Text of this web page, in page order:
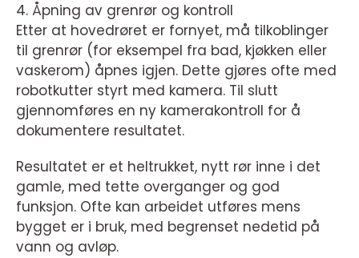
4. Åpning av grenrør og kontroll
Etter at hovedrøret er fornyet, må tilkoblinger
til grenrør (for eksempel fra bad, kjøkken eller
vaskerom) åpnes igjen. Dette gjøres ofte med
robotkutter styrt med kamera. Til slutt
gjennomføres en ny kamerakontroll for å
dokumentere resultatet.
Resultatet er et heltrukket, nytt rør inne i det
gamle, med tette overganger og god
funksjon. Ofte kan arbeidet utføres mens
bygget er i bruk, med begrenset nedetid på
vann og avløp.